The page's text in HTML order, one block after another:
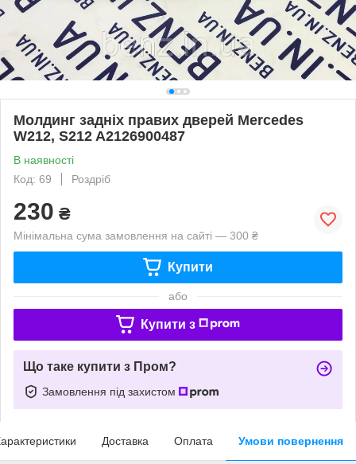
Молдинг задніх правих дверей Mercedes
W212, S212 A2126900487
В наявності
Код: 69
Роздріб
230 ₴
Мінімальна сума замовлення на сайті — 300 ₴
Купити
або
Купити з
Що таке купити з Пром?
Замовлення під захистом
Доставка Оплата Умови повернення